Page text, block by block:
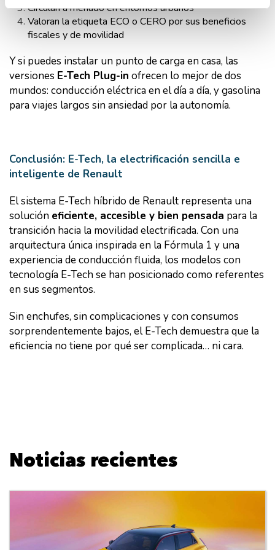
Circulan a menudo en entornos urbanos
Valoran la etiqueta ECO o CERO por sus beneficios
fiscales y de movilidad
Y si puedes instalar un punto de carga en casa, las
versiones E-Tech Plug-in ofrecen lo mejor de dos
mundos: conducción eléctrica en el día a día, y gasolina
para viajes largos sin ansiedad por la autonomía.
Conclusión: E-Tech, la electrificación sencilla e
inteligente de Renault
El sistema E-Tech híbrido de Renault representa una
solución eficiente, accesible y bien pensada para la
transición hacia la movilidad electrificada. Con una
arquitectura única inspirada en la Fórmula 1 y una
experiencia de conducción fluida, los modelos con
tecnología E-Tech se han posicionado como referentes
en sus segmentos.
Sin enchufes, sin complicaciones y con consumos
sorprendentemente bajos, el E-Tech demuestra que la
eficiencia no tiene por qué ser complicada… ni cara.
Noticias recientes